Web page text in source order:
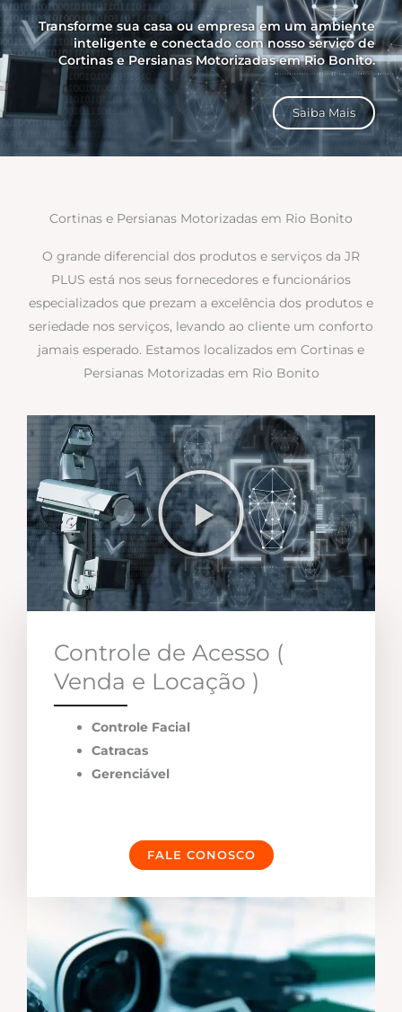
Transforme sua casa ou empresa em um ambiente
inteligente e conectado com nosso serviço de
Cortinas e Persianas Motorizadas em Rio Bonito.
Saiba Mais
Cortinas e Persianas Motorizadas em Rio Bonito
O grande diferencial dos produtos e serviços da JR
PLUS está nos seus fornecedores e funcionários
especializados que prezam a excelência dos produtos e
seriedade nos serviços, levando ao cliente um conforto
jamais esperado. Estamos localizados em Cortinas e
Persianas Motorizadas em Rio Bonito
Controle de Acesso (
Venda e Locação )
Controle Facial
Catracas
Gerenciável
FALE CONOSCO